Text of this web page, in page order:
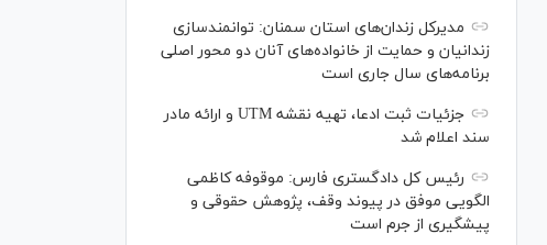
مدیرکل زندان‌های استان سمنان: توانمندسازی
زندانیان و حمایت از خانواده‌های آنان دو محور اصلی
برنامه‌های سال جاری است
جزئیات ثبت ادعا، تهیه نقشه UTM و ارائه مادر
سند اعلام شد
رئیس کل دادگستری فارس: موقوفه کاظمی
الگویی موفق در پیوند وقف، پژوهش حقوقی و
پیشگیری از جرم است